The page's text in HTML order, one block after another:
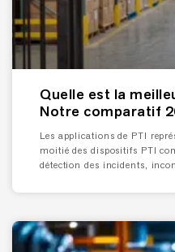
Quelle est la
Notre comparatif
Les applications de PTI
moitié des dispositifs PTI
détection des incidents,